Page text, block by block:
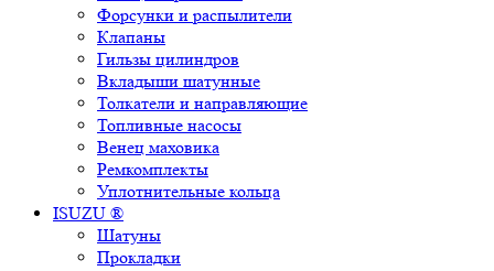
Форсунки и распылители
Клапаны
Гильзы цилиндров
Вкладыши шатунные
Толкатели и направляющие
Топливные насосы
Венец маховика
Ремкомплекты
Уплотнительные кольца
ISUZU ®
Шатуны
Прокладки